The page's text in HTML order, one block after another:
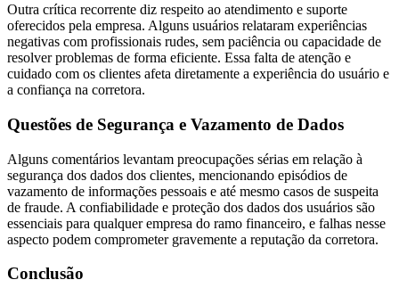
Outra crítica recorrente diz respeito ao atendimento e suporte
oferecidos pela empresa. Alguns usuários relataram experiências
negativas com profissionais rudes, sem paciência ou capacidade de
resolver problemas de forma eficiente. Essa falta de atenção e
cuidado com os clientes afeta diretamente a experiência do usuário e
a confiança na corretora.
Questões de Segurança e Vazamento de Dados
Alguns comentários levantam preocupações sérias em relação à
segurança dos dados dos clientes, mencionando episódios de
vazamento de informações pessoais e até mesmo casos de suspeita
de fraude. A confiabilidade e proteção dos dados dos usuários são
essenciais para qualquer empresa do ramo financeiro, e falhas nesse
aspecto podem comprometer gravemente a reputação da corretora.
Conclusão